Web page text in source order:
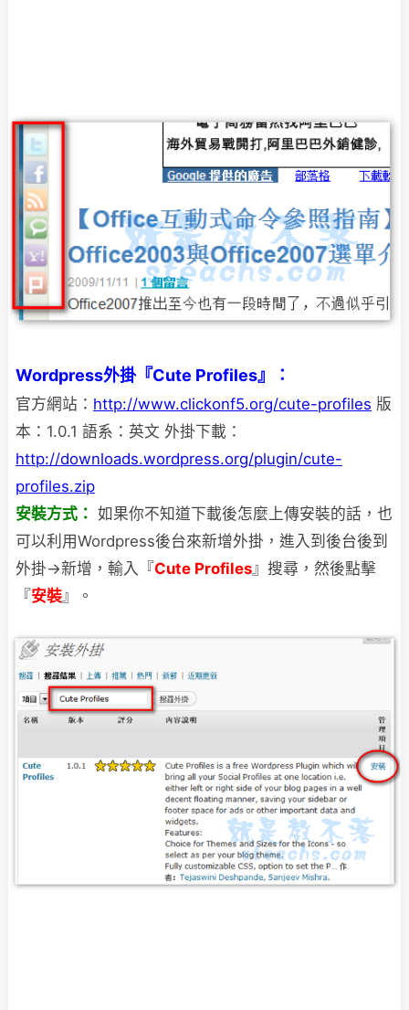
Wordpress外掛『Cute Profiles』：
官方網站： http://www.clickonf5.org/cute-profiles 版
本：1.0.1 語系：英文 外掛下載：
http://downloads.wordpress.org/plugin/cute-
profiles.zip
安裝方式： 如果你不知道下載後怎麼上傳安裝的話，也
可以利用Wordpress後台來新增外掛，進入到後台後到
外掛→新增，輸入『Cute Profiles』搜尋，然後點擊
『安裝』。